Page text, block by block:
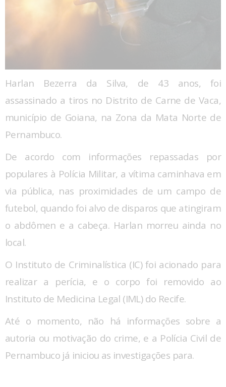
Harlan Bezerra da Silva, de 43 anos, foi
assassinado a tiros no Distrito de Carne de Vaca,
município de Goiana, na Zona da Mata Norte de
Pernambuco.
De acordo com informações repassadas por
populares à Polícia Militar, a vítima caminhava em
via pública, nas proximidades de um campo de
futebol, quando foi alvo de disparos que atingiram
o abdômen e a cabeça. Harlan morreu ainda no
local.
O Instituto de Criminalística (IC) foi acionado para
realizar a perícia, e o corpo foi removido ao
Instituto de Medicina Legal (IML) do Recife.
Até o momento, não há informações sobre a
autoria ou motivação do crime, e a Polícia Civil de
Pernambuco já iniciou as investigações para.